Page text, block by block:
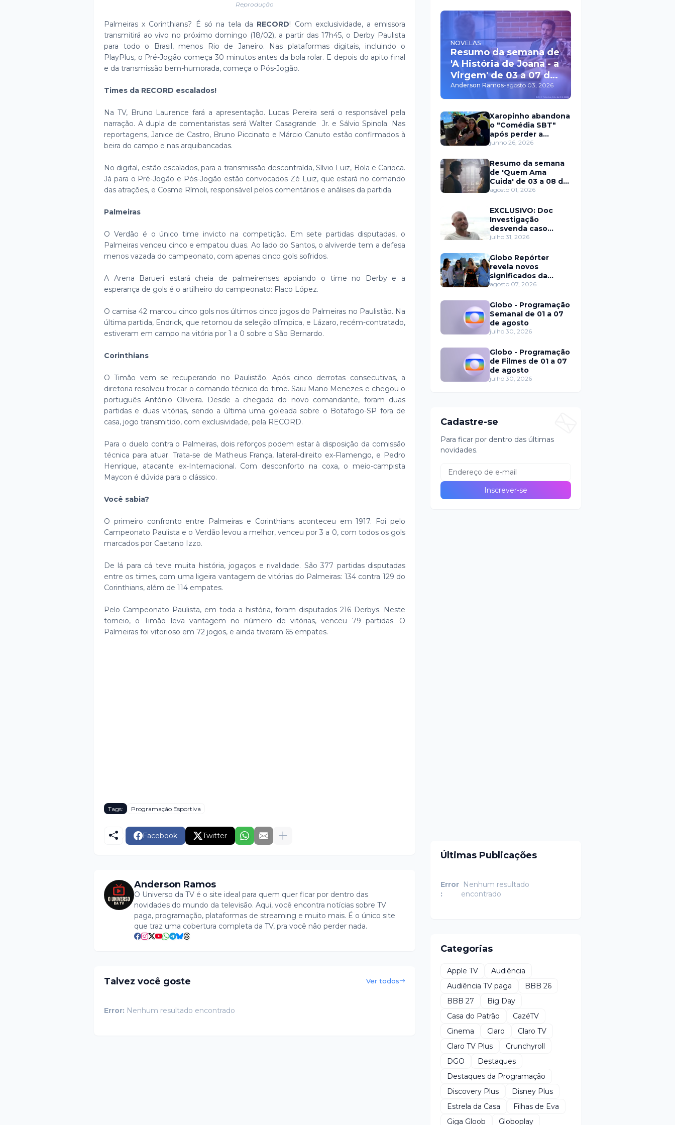
Reprodução
Palmeiras x Corinthians? É só na tela da RECORD! Com exclusividade, a emissora
transmitirá ao vivo no próximo domingo (18/02), a partir das 17h45, o Derby Paulista
para todo o Brasil, menos Rio de Janeiro. Nas plataformas digitais, incluindo o
PlayPlus, o Pré-Jogão começa 30 minutos antes da bola rolar. E depois do apito final
e da transmissão bem-humorada, começa o Pós-Jogão.
Times da RECORD escalados!
Na TV, Bruno Laurence fará a apresentação. Lucas Pereira será o responsável pela
narração. A dupla de comentaristas será Walter Casagrande Jr. e Sálvio Spinola. Nas
reportagens, Janice de Castro, Bruno Piccinato e Márcio Canuto estão confirmados à
beira do campo e nas arquibancadas.
No digital, estão escalados, para a transmissão descontraída, Sílvio Luiz, Bola e Carioca.
Já para o Pré-Jogão e Pós-Jogão estão convocados Zé Luiz, que estará no comando
das atrações, e Cosme Rímoli, responsável pelos comentários e análises da partida.
Palmeiras
O Verdão é o único time invicto na competição. Em sete partidas disputadas, o
Palmeiras venceu cinco e empatou duas. Ao lado do Santos, o alviverde tem a defesa
menos vazada do campeonato, com apenas cinco gols sofridos.
A Arena Barueri estará cheia de palmeirenses apoiando o time no Derby e a
esperança de gols é o artilheiro do campeonato: Flaco López.
O camisa 42 marcou cinco gols nos últimos cinco jogos do Palmeiras no Paulistão. Na
última partida, Endrick, que retornou da seleção olímpica, e Lázaro, recém-contratado,
estiveram em campo na vitória por 1 a 0 sobre o São Bernardo.
Corinthians
O Timão vem se recuperando no Paulistão. Após cinco derrotas consecutivas, a
diretoria resolveu trocar o comando técnico do time. Saiu Mano Menezes e chegou o
português António Oliveira. Desde a chegada do novo comandante, foram duas
partidas e duas vitórias, sendo a última uma goleada sobre o Botafogo-SP fora de
casa, jogo transmitido, com exclusividade, pela RECORD.
Para o duelo contra o Palmeiras, dois reforços podem estar à disposição da comissão
técnica para atuar. Trata-se de Matheus França, lateral-direito ex-Flamengo, e Pedro
Henrique, atacante ex-Internacional. Com desconforto na coxa, o meio-campista
Maycon é dúvida para o clássico.
Você sabia?
O primeiro confronto entre Palmeiras e Corinthians aconteceu em 1917. Foi pelo
Campeonato Paulista e o Verdão levou a melhor, venceu por 3 a 0, com todos os gols
marcados por Caetano Izzo.
De lá para cá teve muita história, jogaços e rivalidade. São 377 partidas disputadas
entre os times, com uma ligeira vantagem de vitórias do Palmeiras: 134 contra 129 do
Corinthians, além de 114 empates.
Pelo Campeonato Paulista, em toda a história, foram disputados 216 Derbys. Neste
torneio, o Timão leva vantagem no número de vitórias, venceu 79 partidas. O
Palmeiras foi vitorioso em 72 jogos, e ainda tiveram 65 empates.
Tags: Programação Esportiva
Facebook Twitter
Anderson Ramos
O Universo da TV é o site ideal para quem quer ficar por dentro das
novidades do mundo da televisão. Aqui, você encontra notícias sobre TV
paga, programação, plataformas de streaming e muito mais. É o único site
que traz uma cobertura completa da TV, pra você não perder nada.
Talvez você goste Ver todos
Error: Nenhum resultado encontrado
NOVELAS
Resumo da semana de
'A História de Joana - a
Virgem' de 03 a 07 de
agosto
Anderson Ramos-agosto 03, 2026
Xaropinho abandona
o "Comédia SBT"
após perder a
paciência com Sarro
junho 26, 2026
Resumo da semana
de 'Quem Ama
Cuida' de 03 a 08 de
agosto
agosto 01, 2026
EXCLUSIVO: Doc
Investigação
desvenda caso
Eduardo Martins e
trás de fraude
internacional
julho 31, 2026
Globo Repórter
revela novos
significados da
solteirice no Brasil e
nos relacionamentos
agosto 07, 2026
Globo - Programação
Semanal de 01 a 07
de agosto
julho 30, 2026
Globo - Programação
de Filmes de 01 a 07
de agosto
julho 30, 2026
Cadastre-se
Para ficar por dentro das últimas
novidades.
Últimas Publicações
Error
:
Nenhum resultado
encontrado
Categorias
Apple TV
Audiência
Audiência TV paga
BBB 26
BBB 27
Big Day
Casa do Patrão
CazéTV
Cinema
Claro
Claro TV
Claro TV Plus
Crunchyroll
DGO
Destaques
Destaques da Programação
Discovery Plus
Disney Plus
Estrela da Casa
Filhas de Eva
Giga Gloob
Globoplay